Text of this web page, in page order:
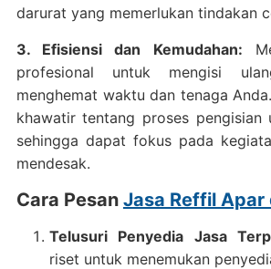
darurat yang memerlukan tindakan
3. Efisiensi dan Kemudahan:
profesional untuk mengisi
menghemat waktu dan tenaga
khawatir tentang proses pengisian
sehingga dapat fokus pada
mendesak.
Cara Pesan Jasa Reffil Apar
Telusuri Penyedia Jasa
riset untuk menemukan